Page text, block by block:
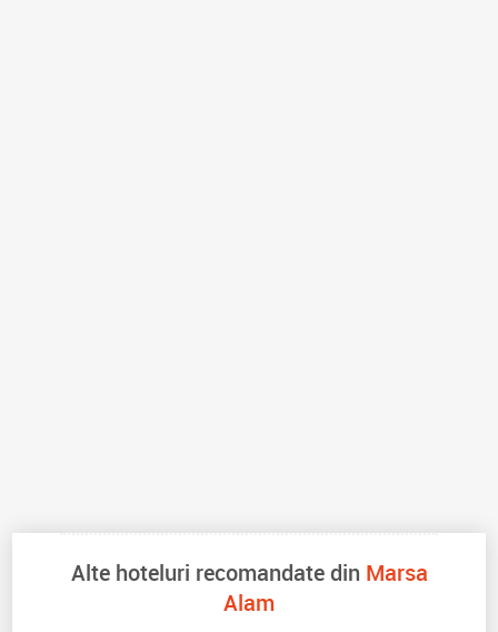
Alte hoteluri recomandate din Marsa
Alam